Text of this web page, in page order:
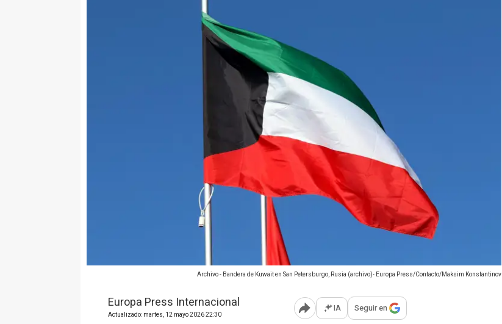
Archivo - Bandera de Kuwait en San Petersburgo, Rusia (archivo)- Europa Press/Contacto/Maksim Konstantinov
Europa Press Internacional
Actualizado: martes, 12 mayo 2026 22:30 Abrir opciones para compartir
IA Seguir en